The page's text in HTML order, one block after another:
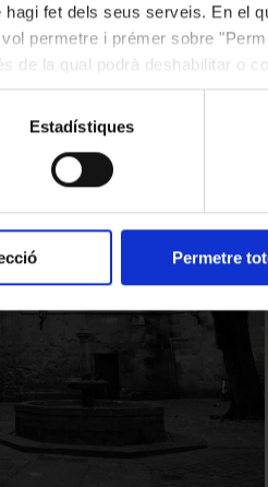
fet dels seus serveis. En el
permetre i prémer sobre
de la qual podrà deshabilitar o
Estadístiques
Permetre
per Pius X en elmotu